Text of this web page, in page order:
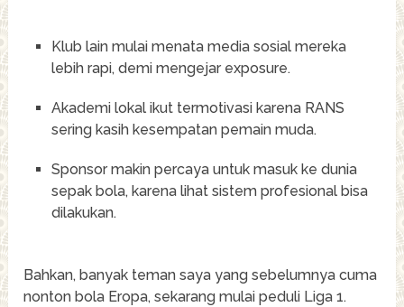
Klub lain mulai menata media sosial mereka
lebih rapi, demi mengejar exposure.
Akademi lokal ikut termotivasi karena RANS
sering kasih kesempatan pemain muda.
Sponsor makin percaya untuk masuk ke dunia
sepak bola, karena lihat sistem profesional bisa
dilakukan.
Bahkan, banyak teman saya yang sebelumnya cuma
nonton bola Eropa, sekarang mulai peduli Liga 1.